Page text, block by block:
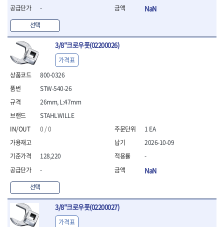
- 케이스
- 수리키트
- 고정링/링
-
선택
NaN
3/8"크로우풋(02200026)
800-0326
STAHLWILLE
0 / 0
128,220
-
선택
STW-540-26
26mm, L:47mm
가격표
1 EA
2026-10-09
-
NaN
3/8"크로우풋(02200027)
가격표